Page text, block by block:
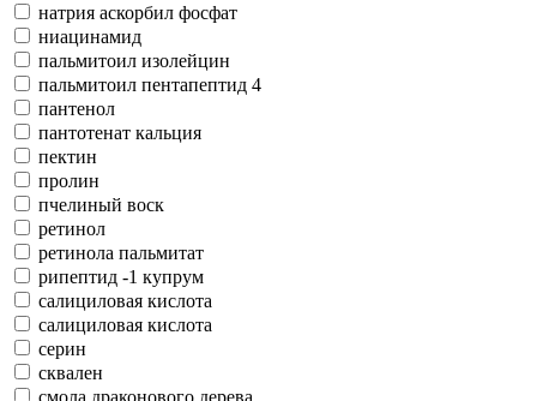
натрия аскорбил фосфат
ниацинамид
пальмитоил изолейцин
пальмитоил пентапептид 4
пантенол
пантотенат кальция
пектин
пролин
пчелиный воск
ретинол
ретинола пальмитат
рипептид -1 купрум
салициловая кислота
салициловая кислота
серин
сквален
смола драконового дерева